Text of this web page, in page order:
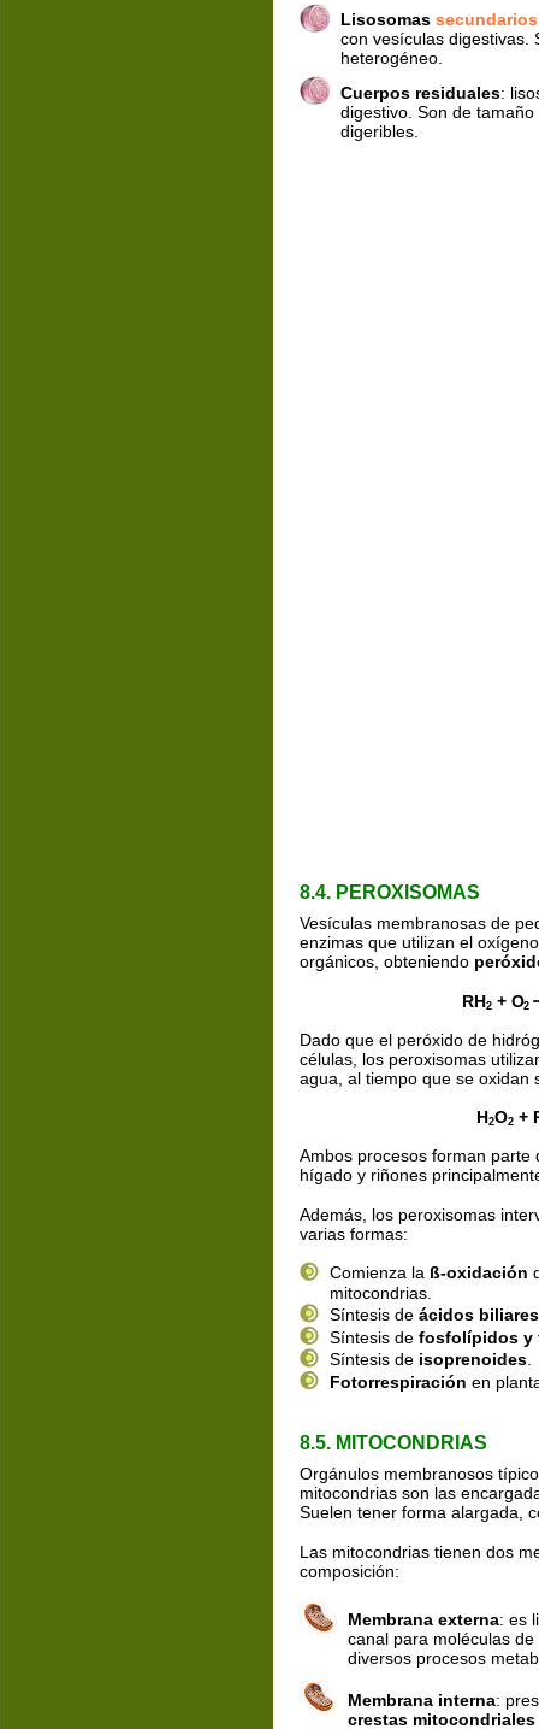
Lisosomas secundarios
con vesículas
heterogéneo.
Cuerpos residuales:
digestivo. Son de
digeribles.
8.4. PEROXISOMAS
Vesículas membranosas de
enzimas que utilizan el
orgánicos, obteniendo
RH2 + O
Dado que el peróxido de
células, los peroxisomas
agua, al tiempo que se
H2O2 +
Ambos procesos forman parte
hígado y riñones
Además, los peroxisomas
varias formas:
Comienza la ß-oxidación
mitocondrias.
Síntesis de ácidos biliares
Síntesis de fosfolípidos y
Síntesis de isoprenoides.
Fotorrespiración en
8.5. MITOCONDRIAS
Orgánulos membranosos
mitocondrias son las
Suelen tener forma alargada,
Las mitocondrias tienen dos
composición:
Membrana externa: es
canal para moléculas
diversos procesos
Membrana interna:
crestas mitocondriales